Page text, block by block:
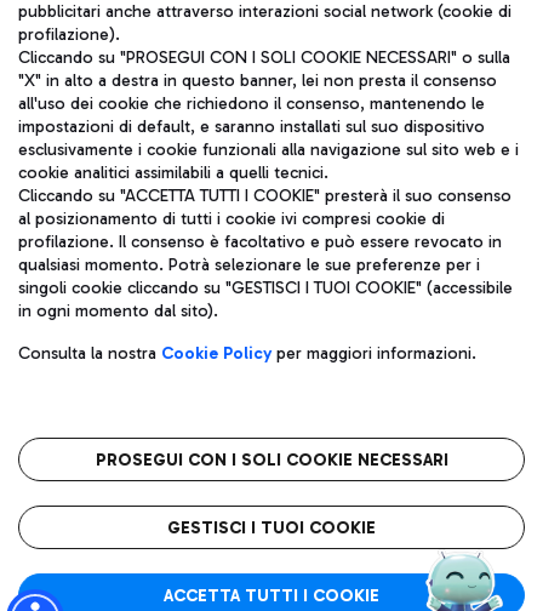
Aeroporti di Roma S.p.A. - Società soggetta a direzione e
coordinamento di Mundys S.p.A.
Codice fiscale e Registro delle Imprese di Roma 13032990155 P.
IVA 06572251004
Capitale sociale 62.224.743,00 int. vers.
Sede legale: Via Pier Paolo Racchetti 1 - 00054 Fiumicino (RM)
telefono +39 06 65951
Privacy policy
Note legali
Roma FCO
L'aeroporto stellato
pubblicitari anche attraverso interazioni social network (cookie di
profilazione).
Cliccando su "PROSEGUI CON I SOLI COOKIE NECESSARI" o sulla
"X" in alto a destra in questo banner, lei non presta il consenso
all'uso dei cookie che richiedono il consenso, mantenendo le
impostazioni di default, e saranno installati sul suo dispositivo
esclusivamente i cookie funzionali alla navigazione sul sito web e i
cookie analitici assimilabili a quelli tecnici.
Cliccando su "ACCETTA TUTTI I COOKIE" presterà il suo consenso
al posizionamento di tutti i cookie ivi compresi cookie di
profilazione. Il consenso è facoltativo e può essere revocato in
qualsiasi momento. Potrà selezionare le sue preferenze per i
singoli cookie cliccando su "GESTISCI I TUOI COOKIE" (accessibile
in ogni momento dal sito).
Consulta la nostra Cookie Policyper maggiori informazioni.
PROSEGUI CON I SOLI COOKIE NECESSARI
GESTISCI I TUOI COOKIE
ACCETTA TUTTI I COOKIE